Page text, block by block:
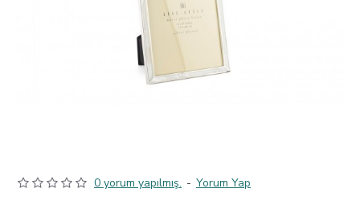
0 yorum yapılmış. - Yorum Yap